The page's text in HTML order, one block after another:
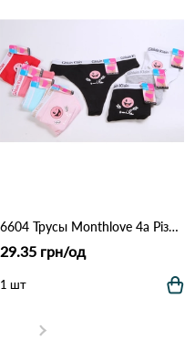
6604 Трусы Monthlove 4а Різні кольори
29.35 грн/од
1 шт